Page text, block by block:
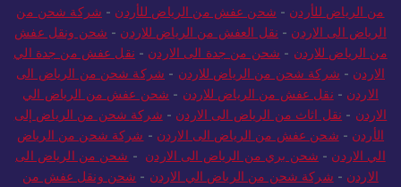
من الرياض للأردن - شحن عفش من الرياض للأردن - شركة شحن من
الرياض الى الاردن - نقل العفش من الرياض للاردن - شحن ونقل عفش
من الرياض للاردن - شحن من جدة الى الاردن - نقل عفش من جدة الي
الاردن - شركة شحن من الرياض للاردن - شركة شحن من الرياض الى
الاردن - نقل عفش من الرياض للاردن - شحن عفش من الرياض الي
الاردن - نقل اثاث من الرياض الى الاردن - شركة شحن من الرياض إلى
الأردن - شحن عفش من الرياض الى الاردن - شركة شحن من الرياض
الي الاردن - شحن بري من الرياض الى الاردن - شحن من الرياض الى
الاردن - شركة شحن من الرياض الي الاردن - شحن ونقل عفش من